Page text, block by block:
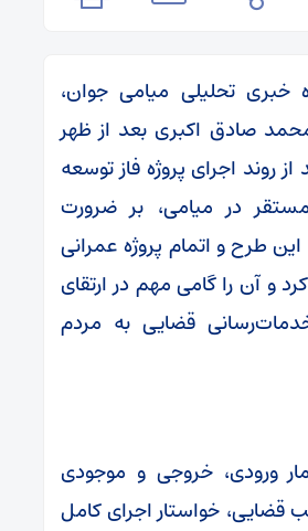
خبری تحلیلی میامی جوان،
صادق اکبری بعد از ظهر
از روند اجرای پروژه فاز توسعه
در میامی، بر ضرورت
طرح و اتمام پروژه عمرانی
و آن را گامی مهم در ارتقای
قضایی به مردم
ورودی، خروجی و موجودی
قضایی، خواستار اجرای کامل